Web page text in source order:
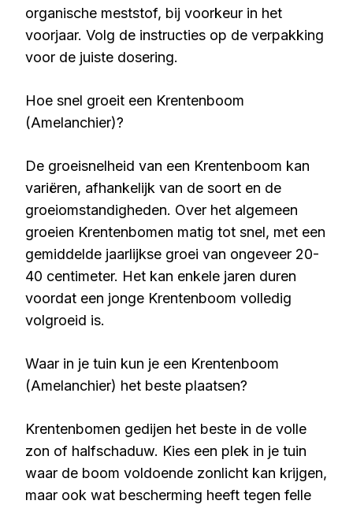
organische meststof, bij voorkeur in het
voorjaar. Volg de instructies op de verpakking
voor de juiste dosering.
Hoe snel groeit een Krentenboom
(Amelanchier)?
De groeisnelheid van een Krentenboom kan
variëren, afhankelijk van de soort en de
groeiomstandigheden. Over het algemeen
groeien Krentenbomen matig tot snel, met een
gemiddelde jaarlijkse groei van ongeveer 20-
40 centimeter. Het kan enkele jaren duren
voordat een jonge Krentenboom volledig
volgroeid is.
Waar in je tuin kun je een Krentenboom
(Amelanchier) het beste plaatsen?
Krentenbomen gedijen het beste in de volle
zon of halfschaduw. Kies een plek in je tuin
waar de boom voldoende zonlicht kan krijgen,
maar ook wat bescherming heeft tegen felle